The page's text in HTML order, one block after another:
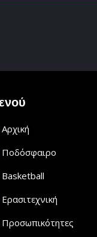
Αρχική
Ποδόσφαιρο
Basketball
Ερασιτεχνική
Προσωπικότητες